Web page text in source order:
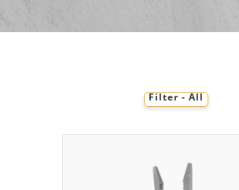
Filter - All